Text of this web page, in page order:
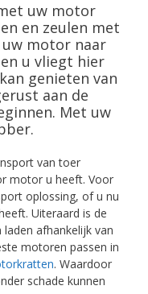
uw motor
en zeulen met
motor naar
u vliegt hier
genieten van
aan de
Met uw
van toer
motor u heeft. Voor
oplossing, of u nu
Uiteraard is de
afhankelijk van
motoren passen in
. Waardoor
schade kunnen